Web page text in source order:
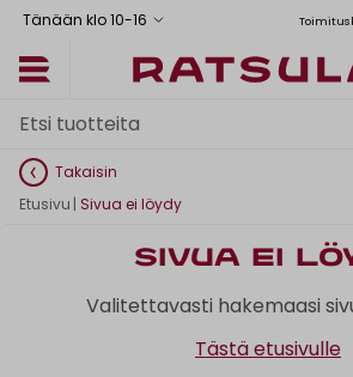
Tänään klo 10-16
Takaisin
Etusivu | Sivua ei löydy
Sivua ei
Valitettavasti hakemaasi
Tästä etusivulle